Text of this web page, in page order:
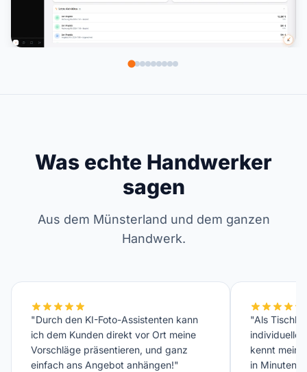
Was echte Handwerker
sagen
Aus dem Münsterland und dem ganzen
Handwerk.
"Durch den KI-Foto-Assistenten kann
ich dem Kunden direkt vor Ort meine
Vorschläge präsentieren, und ganz
einfach ans Angebot anhängen!"
"Als
individuelle
kennt
in Minuten